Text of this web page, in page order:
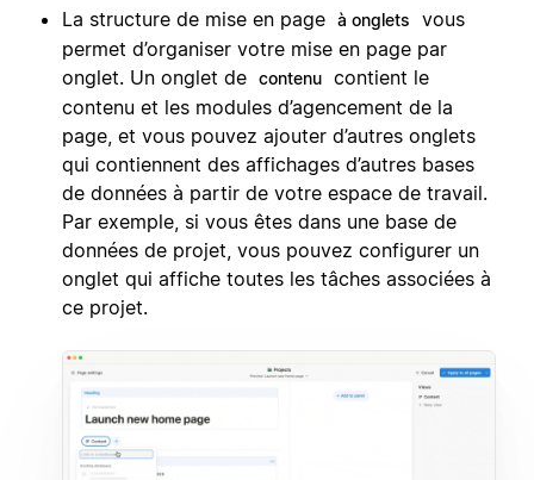
La structure de mise en page à onglets
vous
permet d’organiser votre mise en page par
onglet. Un onglet de contenu contient le
contenu et les modules d’agencement de la
page, et vous pouvez ajouter d’autres onglets
qui contiennent des affichages d’autres bases
de données à partir de votre espace de travail.
Par exemple, si vous êtes dans une base de
données de projet, vous pouvez configurer un
onglet qui affiche toutes les tâches associées à
ce projet.